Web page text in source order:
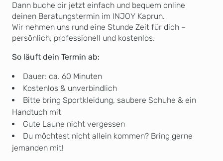
Dann buche dir jetzt einfach und bequem online
deinen Beratungstermin im INJOY Kaprun.
Wir nehmen uns rund eine Stunde Zeit für dich –
persönlich, professionell und kostenlos.
So läuft dein Termin ab:
Dauer: ca. 60 Minuten
Kostenlos & unverbindlich
Bitte bring Sportkleidung, saubere Schuhe & ein
Handtuch mit
Gute Laune nicht vergessen
Du möchtest nicht allein kommen? Bring gerne
jemanden mit!